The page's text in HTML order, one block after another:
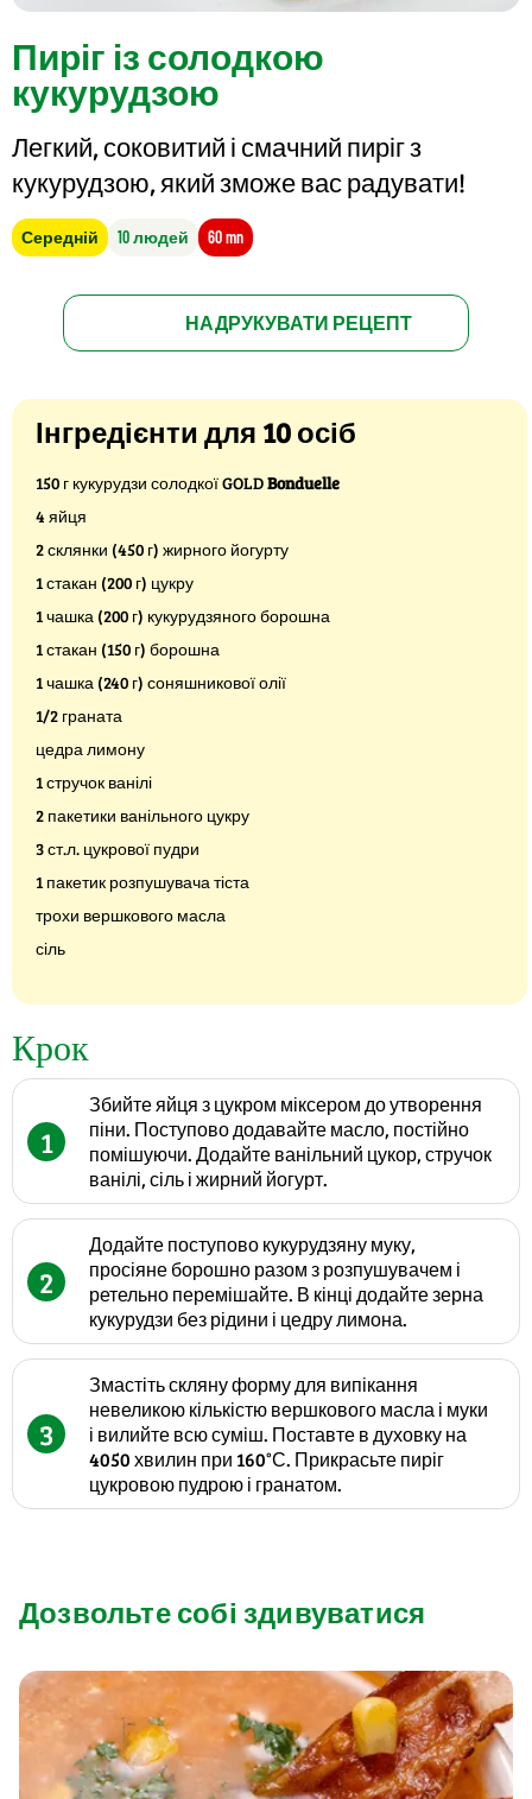
Пиріг із солодкою
кукурудзою
Легкий, соковитий і смачний пиріг з
кукурудзою, який зможе вас радувати!
Середній 10 людей 60 mn
НАДРУКУВАТИ РЕЦЕПТ
Інгредієнти для 10 осіб
150 г кукурудзи солодкої GOLDBonduelle
4 яйця
2 склянки (450 г) жирного йогурту
1 стакан (200 г) цукру
1 чашка (200 г) кукурудзяного борошна
1 стакан (150 г) борошна
1 чашка (240 г) соняшникової олії
1/2 граната
цедра лимону
1 стручок ванілі
2 пакетики ванільного цукру
3 ст.л. цукрової пудри
1 пакетик розпушувача тіста
трохи вершкового масла
сіль
Крок
1
Збийте яйця з цукром міксером до утворення
піни. Поступово додавайте масло, постійно
помішуючи. Додайте ванільний цукор, стручок
ванілі, сіль і жирний йогурт.
2
Додайте поступово кукурудзяну муку,
просіяне борошно разом з розпушувачем і
ретельно перемішайте. В кінці додайте зерна
кукурудзи без рідини і цедру лимона.
3
Змастіть скляну форму для випікання
невеликою кількістю вершкового масла і муки
і вилийте всю суміш. Поставте в духовку на
4050 хвилин при 160°С. Прикрасьте пиріг
цукровою пудрою і гранатом.
Дозвольте собі здивуватися